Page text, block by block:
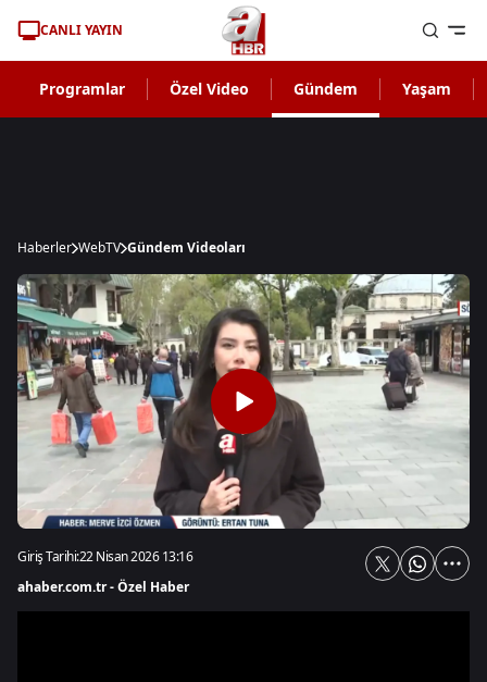
CANLI YAYIN
Programlar Özel Video Gündem Yaşam
Haberler WebTV Gündem Videoları
Giriş Tarihi:22 Nisan 2026 13:16
ahaber.com.tr - Özel Haber